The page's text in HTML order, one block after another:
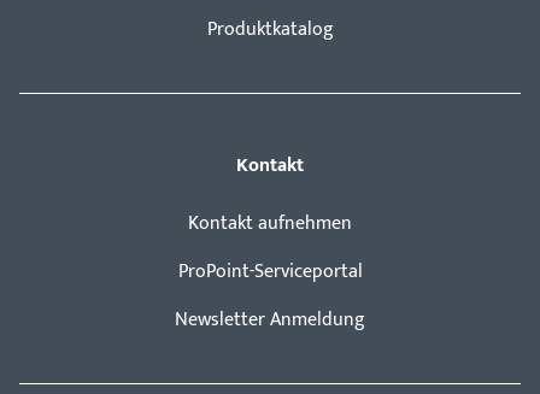
Produktkatalog
Kontakt
Kontakt aufnehmen
ProPoint-Serviceportal
Newsletter Anmeldung